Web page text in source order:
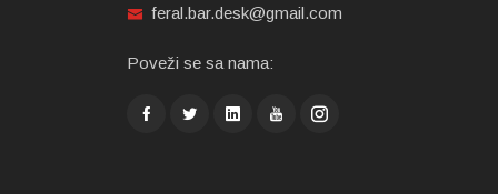
feral.bar.desk@gmail.com
Poveži se sa nama: